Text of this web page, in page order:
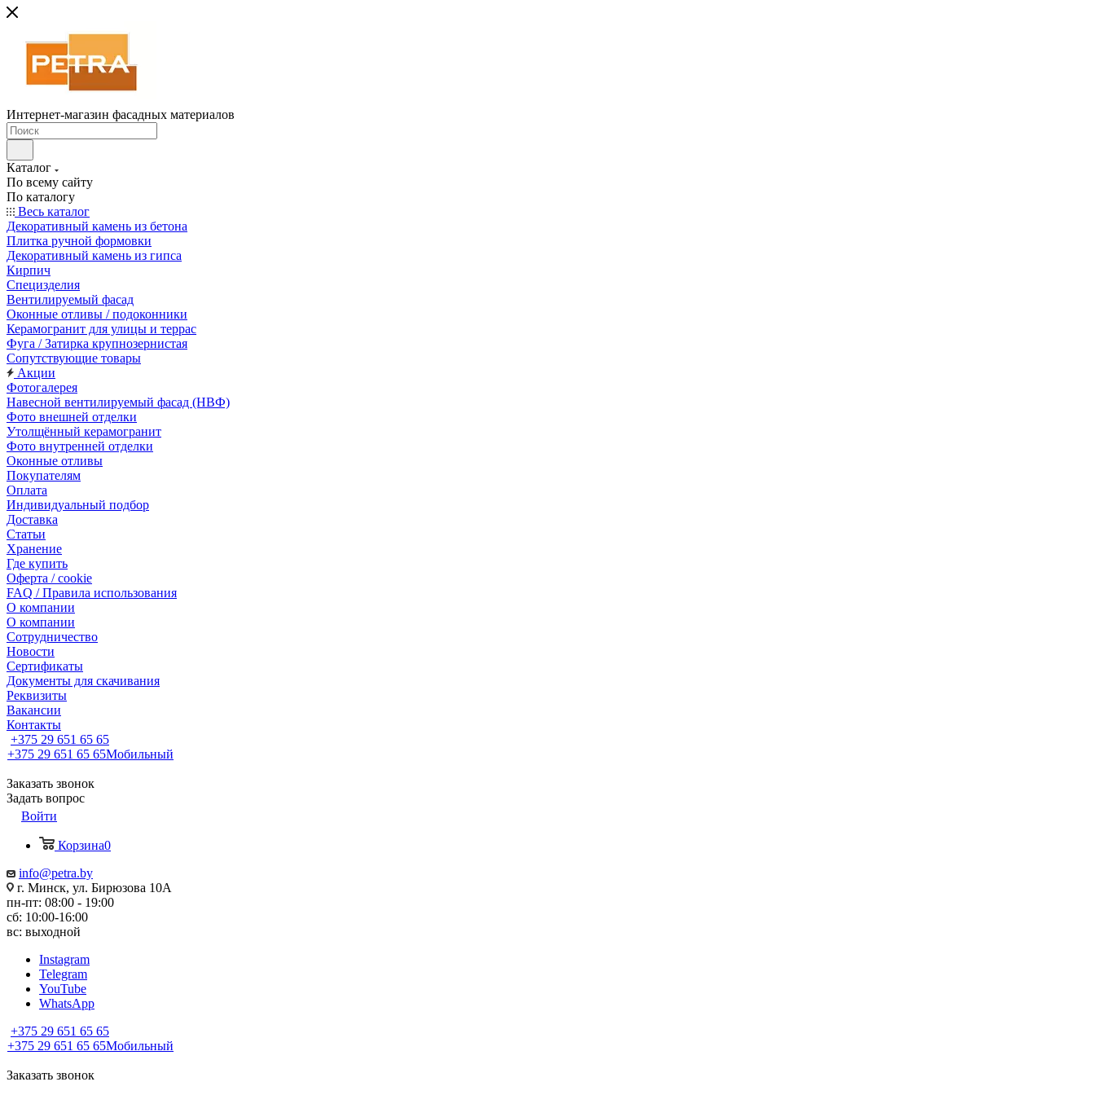
Интернет-магазин фасадных материалов
Каталог
По всему сайту
По каталогу
Весь каталог
Декоративный камень из бетона
Плитка ручной формовки
Декоративный камень из гипса
Кирпич
Специзделия
Вентилируемый фасад
Оконные отливы / подоконники
Керамогранит для улицы и террас
Фуга / Затирка крупнозернистая
Сопутствующие товары
Акции
Фотогалерея
Навесной вентилируемый фасад (НВФ)
Фото внешней отделки
Утолщённый керамогранит
Фото внутренней отделки
Оконные отливы
Покупателям
Оплата
Индивидуальный подбор
Доставка
Статьи
Хранение
Где купить
Оферта / cookie
FAQ / Правила использования
О компании
О компании
Сотрудничество
Новости
Сертификаты
Документы для скачивания
Реквизиты
Вакансии
Контакты
+375 29 651 65 65
+375 29 651 65 65Мобильный
Заказать звонок
Задать вопрос
Войти
Корзина0
info@petra.by
г. Минск, ул. Бирюзова 10А
пн-пт: 08:00 - 19:00
сб: 10:00-16:00
вс: выходной
Instagram
Telegram
YouTube
WhatsApp
+375 29 651 65 65
+375 29 651 65 65Мобильный
Заказать звонок